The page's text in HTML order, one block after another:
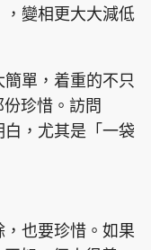
變相更大大減低
單，着重的不只
珍惜。訪問
，尤其是「一袋
，也要珍惜。如果